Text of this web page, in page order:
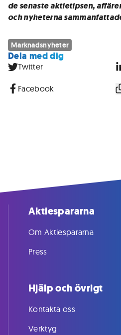
de senaste aktietipsen,
och nyheterna
Marknadsnyheter
Dela med dig
Twitter
Facebook
Aktiespararna
Om Aktiespararna
Press
Hjälp och övrigt
Kontakta oss
Verktyg